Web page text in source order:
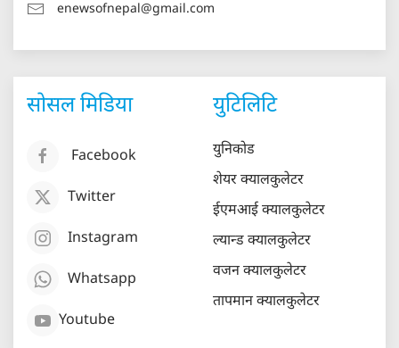
enewsofnepal@gmail.com
सोसल मिडिया
Facebook
Twitter
Instagram
Whatsapp
Youtube
युटिलिटि
युनिकोड
शेयर क्यालकुलेटर
ईएमआई क्यालकुलेटर
ल्यान्ड क्यालकुलेटर
वजन क्यालकुलेटर
तापमान क्यालकुलेटर